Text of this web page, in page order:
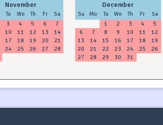
November
Tu We Th Fr Sa
3 4 5 6
7
10 11 12 13
14
17 18 19 20
21
24 25 26 27
28
December
Su Mo Tu We Th Fr Sa
1 2 3 4
5
6
7 8 9 10 11
12
13
14 15 16 17 18
19
20
21 22 23 24 25
26
27
28 29 30 31